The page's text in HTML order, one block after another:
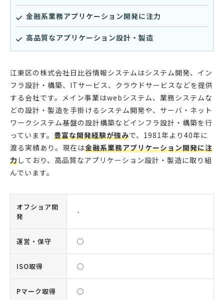
金融系業務アプリケーション開発に注力
高品質なアプリケーション設計・製造
江東区の株式会社日比谷情報システムはシステム開発、イン
フラ設計・構築、ITサービス、クラウドサービスなどを提供
する会社です。メイン事業はwebシステム、業務システムな
どの設計・製造を手掛けるシステム開発や、サーバ・ネット
ワークシステム基盤の設計構築などインフラ設計・構築を行
っています。 豊富な開発経験が強みで、1981年より40年に
渡る実績あり。現在は金融系業務アプリケーション開発に注
力しており、高品質なアプリケーション設計・製造に取り組
んでいます。
オフショア開
発
-
運営・保守 ◯
ISO取得 ◯
Pマーク取得 ◯